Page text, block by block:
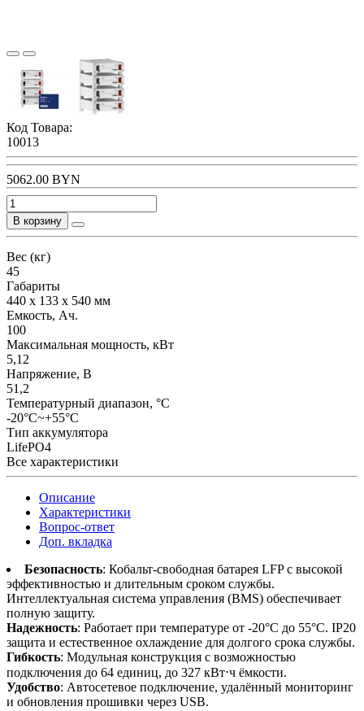
Код Товара:
10013
5062.00 BYN
В корзину
Вес (кг)
45
Габариты
440 x 133 x 540 мм
Емкость, Ач.
100
Максимальная мощность, кВт
5,12
Напряжение, В
51,2
Температурный диапазон, °C
-20°C~+55°C
Тип аккумулятора
LifePO4
Все характеристики
Описание
Характеристики
Вопрос-ответ
Доп. вкладка
Безопасность: Кобальт-свободная батарея LFP с высокой
эффективностью и длительным сроком службы.
Интеллектуальная система управления (BMS) обеспечивает
полную защиту.
Надежность: Работает при температуре от -20°C до 55°C. IP20
защита и естественное охлаждение для долгого срока службы.
Гибкость: Модульная конструкция с возможностью
подключения до 64 единиц, до 327 кВт⋅ч ёмкости.
Удобство: Автосетевое подключение, удалённый мониторинг
и обновления прошивки через USB.